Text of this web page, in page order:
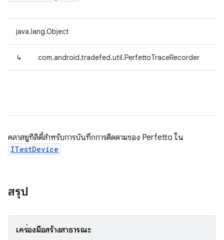
java.lang.Object
↳ com.android.tradefed.util.PerfettoTraceRecorder
คลาสยูทิลิตี้สำหรับการบันทึกการติดตามของ Perfetto ใน
ITestDevice
สรุป
เครื่องมือสร้างสาธารณะ